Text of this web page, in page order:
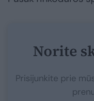
Norite
Prisijunkite prie